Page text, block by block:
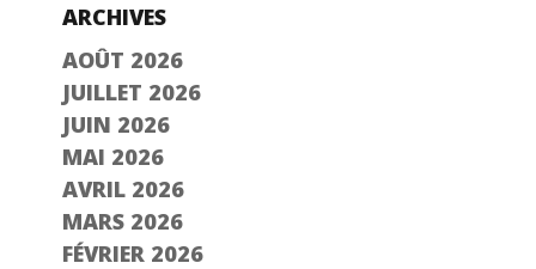
ARCHIVES
AOÛT 2026
JUILLET 2026
JUIN 2026
MAI 2026
AVRIL 2026
MARS 2026
FÉVRIER 2026